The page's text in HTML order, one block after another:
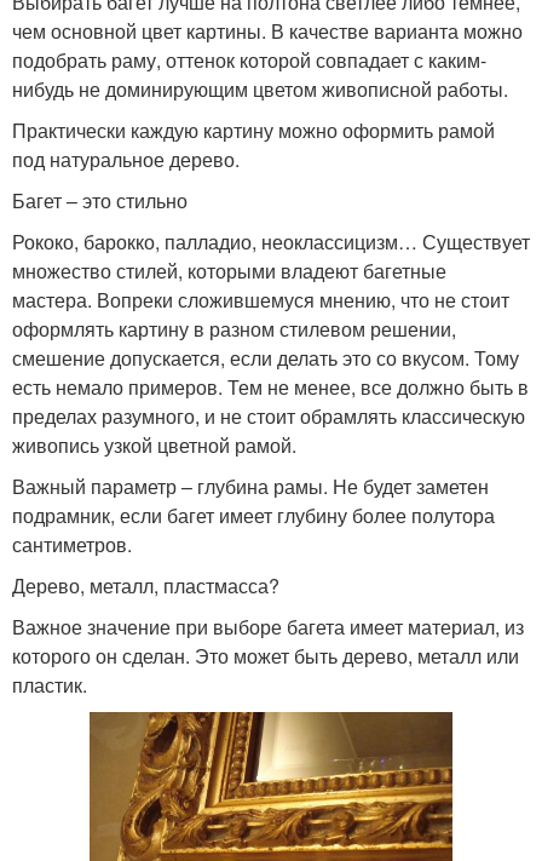
чем основной цвет картины. В качестве варианта можно
подобрать раму, оттенок которой совпадает с каким-
нибудь не доминирующим цветом живописной работы.
Практически каждую картину можно оформить рамой
под натуральное дерево.
Багет – это стильно
Рококо, барокко, палладио, неоклассицизм… Существует
множество стилей, которыми владеют багетные
мастера. Вопреки сложившемуся мнению, что не стоит
оформлять картину в разном стилевом решении,
смешение допускается, если делать это со вкусом. Тому
есть немало примеров. Тем не менее, все должно быть в
пределах разумного, и не стоит обрамлять классическую
живопись узкой цветной рамой.
Важный параметр – глубина рамы. Не будет заметен
подрамник, если багет имеет глубину более полутора
сантиметров.
Дерево, металл, пластмасса?
Важное значение при выборе багета имеет материал, из
которого он сделан. Это может быть дерево, металл или
пластик.